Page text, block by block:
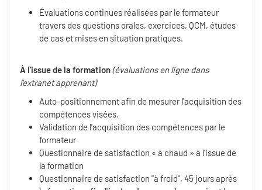
Évaluations continues réalisées par le formateur
travers des questions orales, exercices, QCM, études
de cas et mises en situation pratiques.
À l'issue de la formation(évaluations en ligne dans
l'extranet apprenant)
Auto-positionnement afin de mesurer l'acquisition des
compétences visées.
Validation de l'acquisition des compétences par le
formateur
Questionnaire de satisfaction « à chaud » à l'issue de
la formation
Questionnaire de satisfaction "à froid", 45 jours après